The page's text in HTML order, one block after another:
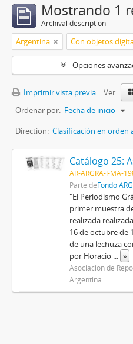
Mostrando 1
Archival description
Argentina Con objetos
Opciones
Imprimir vista previa
Ver :
Ordenar por: Fecha de inicio
Direction: Clasificación en orden
AR-ARGRA-I-MA-
Parte deFondo
"El Periodismo
primer muestra
realizada
16 de octubre de
de una lechuza
por Horacio ... »
Asociación de
Argentina